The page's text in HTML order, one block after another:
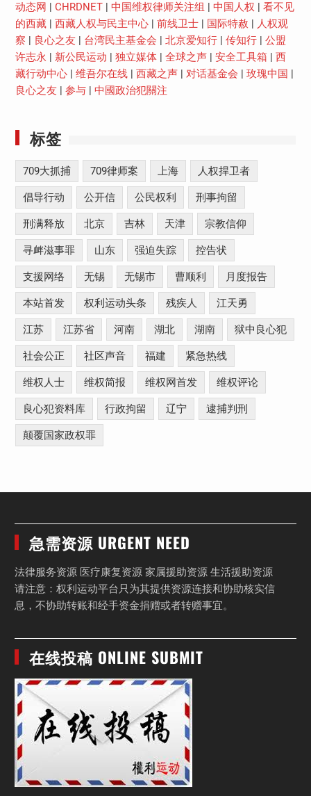
动态网
CHRDNET| 中国维权律师关注组 中国人权
看不见
的西藏| 西藏人权与民主中心| 前线卫士| 国际特赦
人权观
察
良心之友 台湾民主基金会 北京爱知行| 传知行| 公盟
许志永
新公民运动 独立媒体| 全球之声| 安全工具箱
西
藏行动中心| 维吾尔在线| 西藏之声| 对话基金会 玫瑰中国
良心之友
参与| 中國政治犯關注
标签
709大抓捕 709律师案 上海 人权捍卫者
倡导行动 公开信 公民权利 刑事拘留
刑满释放 北京 吉林 天津 宗教信仰
寻衅滋事罪 山东 强迫失踪 控告状
支援网络 无锡 无锡市 曹顺利 月度报告
本站首发 权利运动头条 残疾人 江天勇
江苏 江苏省 河南 湖北 湖南 狱中良心犯
社会公正 社区声音 福建 紧急热线
维权人士 维权简报 维权网首发 维权评论
良心犯资料库 行政拘留 辽宁 逮捕判刑
颠覆国家政权罪
急需资源 URGENT NEED
法律服务资源 医疗康复资源 家属援助资源 生活援助资源
请注意：权利运动平台只为其提供资源连接和协助核实信
息，不协助转账和经手资金捐赠或者转赠事宜。
在线投稿 ONLINE SUBMIT